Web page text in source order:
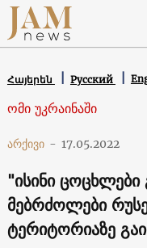
Հայերեն Русский
ომი უკრაინაში
არქივი - 17.05.2022
"ისინი
მებრძოლები
ტერიტორიაზე